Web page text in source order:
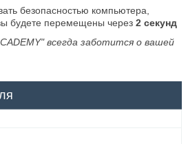
безопасностью компьютера,
будете перемещены через 2секунд
всегда заботится о вашей